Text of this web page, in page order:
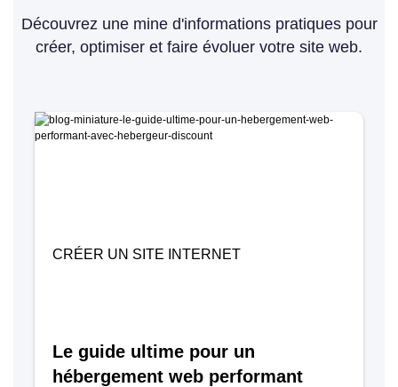
Découvrez une mine d'informations pratiques pour
créer, optimiser et faire évoluer votre site web.
CRÉER UN SITE INTERNET
Le guide ultime pour un
hébergement web performant